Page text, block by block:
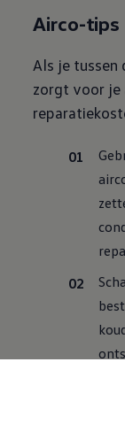
Airco-tips
Als je tussen
zorgt voor je